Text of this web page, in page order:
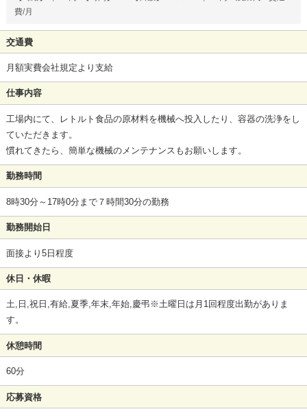
費/月
交通費
月額実費会社規定より支給
仕事内容
工場内にて、レトルト食品の原材料を機械へ投入したり、容器の洗浄をし
ていただきます。
慣れてきたら、簡単な機械のメンテナンスもお願いします。
勤務時間
8時30分～17時0分まで７時間30分の勤務
勤務開始日
面接より5日程度
休日・休暇
土,日,祝日,有給,夏季,年末,年始,慶弔※土曜日は月1回程度出勤がありま
す。
休憩時間
60分
応募資格